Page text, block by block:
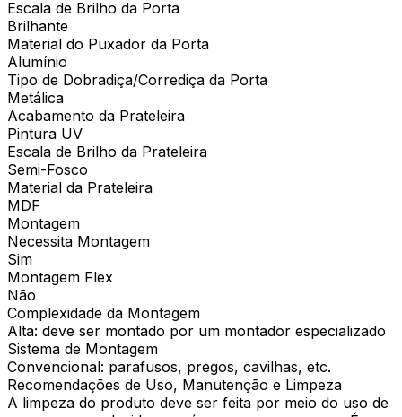
Escala de Brilho da Porta
Brilhante
Material do Puxador da Porta
Alumínio
Tipo de Dobradiça/Corrediça da Porta
Metálica
Acabamento da Prateleira
Pintura UV
Escala de Brilho da Prateleira
Semi-Fosco
Material da Prateleira
MDF
Montagem
Necessita Montagem
Sim
Montagem Flex
Não
Complexidade da Montagem
Alta: deve ser montado por um montador especializado
Sistema de Montagem
Convencional: parafusos, pregos, cavilhas, etc.
Recomendações de Uso, Manutenção e Limpeza
A limpeza do produto deve ser feita por meio do uso de